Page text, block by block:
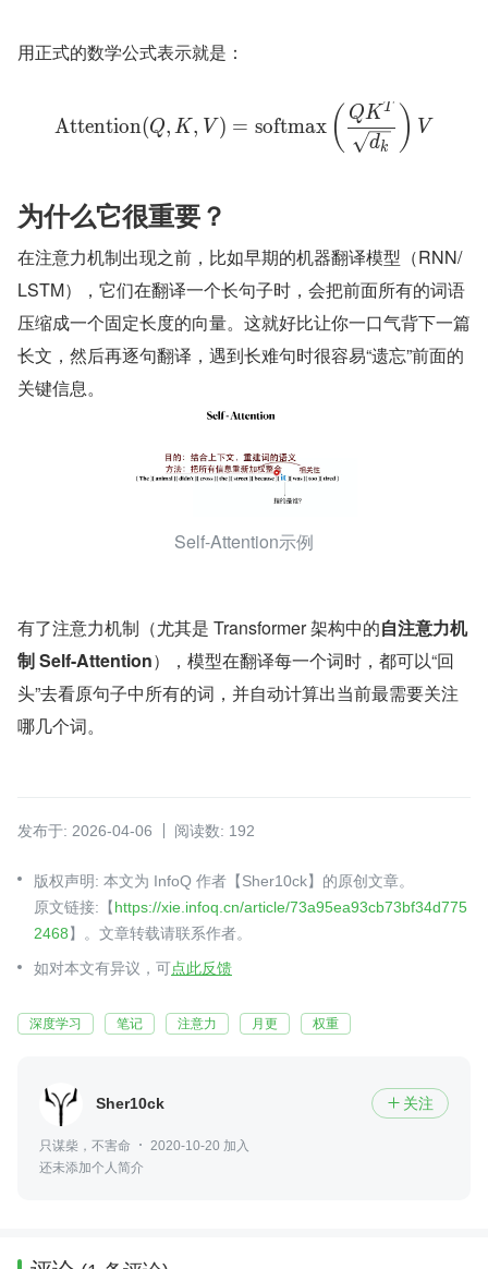
用正式的数学公式表示就是：
Attention(Q, K , V ) = softmax ( dk
QK T ) V
为什么它很重要？
在注意力机制出现之前，比如早期的机器翻译模型（RNN/
LSTM），它们在翻译一个长句子时，会把前面所有的词语
压缩成一个固定长度的向量。这就好比让你一口气背下一篇
长文，然后再逐句翻译，遇到长难句时很容易“遗忘”前面的
关键信息。
Self-Attention示例
有了注意力机制（尤其是 Transformer 架构中的自注意力机
制 Self-Attention），模型在翻译每一个词时，都可以“回
头”去看原句子中所有的词，并自动计算出当前最需要关注
哪几个词。
发布于: 2026-04-06 阅读数: 192
版权声明: 本文为 InfoQ 作者【Sher10ck】的原创文章。
原文链接:【https://xie.infoq.cn/article/73a95ea93cb73bf34d775
2468】。文章转载请联系作者。
如对本文有异议，可点此反馈
深度学习 笔记 注意力 月更 权重
Sher10ck  关注
只谋柴，不害命
2020-10-20 加入
还未添加个人简介